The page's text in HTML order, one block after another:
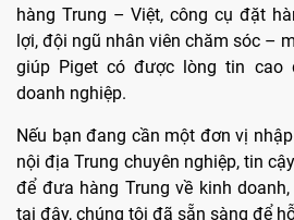
hàng Trung – Việt, công cụ đặt
lợi, đội ngũ nhân viên chăm sóc –
giúp Piget có được lòng tin cao
doanh nghiệp.
Nếu bạn đang cần một đơn vị
nội địa Trung chuyên nghiệp, tin
để đưa hàng Trung về kinh
tại đây, chúng tôi đã sẵn sàng để